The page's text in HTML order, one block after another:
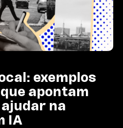
exemplos
apontam
na
IA